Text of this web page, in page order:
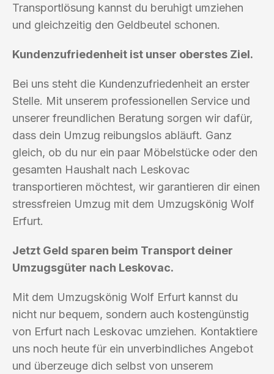
Transportlösung kannst du beruhigt umziehen
und gleichzeitig den Geldbeutel schonen.
Kundenzufriedenheit ist unser oberstes Ziel.
Bei uns steht die Kundenzufriedenheit an erster
Stelle. Mit unserem professionellen Service und
unserer freundlichen Beratung sorgen wir dafür,
dass dein Umzug reibungslos abläuft. Ganz
gleich, ob du nur ein paar Möbelstücke oder den
gesamten Haushalt nach Leskovac
transportieren möchtest, wir garantieren dir einen
stressfreien Umzug mit dem Umzugskönig Wolf
Erfurt.
Jetzt Geld sparen beim Transport deiner
Umzugsgüter nach Leskovac.
Mit dem Umzugskönig Wolf Erfurt kannst du
nicht nur bequem, sondern auch kostengünstig
von Erfurt nach Leskovac umziehen. Kontaktiere
uns noch heute für ein unverbindliches Angebot
und überzeuge dich selbst von unserem